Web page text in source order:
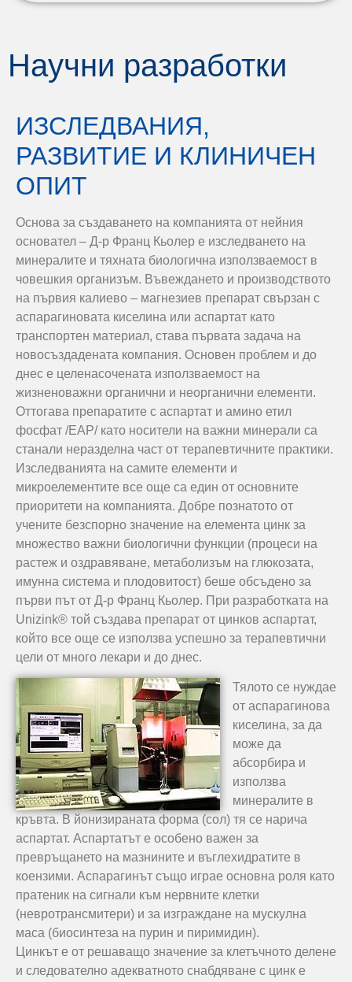
Научни разработки
ИЗСЛЕДВАНИЯ,
РАЗВИТИЕ И КЛИНИЧЕН
ОПИТ
Основа за създаването на компанията от нейния
основател – Д-р Франц Кьолер е изследването на
минералите и тяхната биологична използваемост в
човешкия организъм. Въвеждането и производството
на първия калиево – магнезиев препарат свързан с
аспарагиновата киселина или аспартат като
транспортен материал, става първата задача на
новосъздадената компания. Основен проблем и до
днес е целенасочената използваемост на
жизненоважни органични и неорганични елементи.
Оттогава препаратите с аспартат и амино етил
фосфат /EAP/ като носители на важни минерали са
станали неразделна част от терапевтичните практики.
Изследванията на самите елементи и
микроелементите все още са един от основните
приоритети на компанията. Добре познатото от
учените безспорно значение на елемента цинк за
множество важни биологични функции (процеси на
растеж и оздравяване, метаболизъм на глюкозата,
имунна система и плодовитост) беше обсъдено за
първи път от Д-р Франц Кьолер. При разработката на
Unizink® той създава препарат от цинков аспартат,
който все още се използва успешно за терапевтични
цели от много лекари и до днес.
Тялото се нуждае
от аспарагинова
киселина, за да
може да
абсорбира и
използва
минералите в
кръвта. В йонизираната форма (сол) тя се нарича
аспартат. Аспартатът е особено важен за
превръщането на мазнините и въглехидратите в
коензими. Аспарагинът също играе основна роля като
пратеник на сигнали към нервните клетки
(невротрансмитери) и за изграждане на мускулна
маса (биосинтеза на пурин и пиримидин).
Цинкът е от решаващо значение за клетъчното делене
и следователно адекватното снабдяване с цинк е